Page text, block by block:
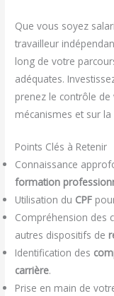
Que vous soyez
travailleur
long de votre
adéquates.
prenez le contrôle
mécanismes et sur
Points Clés à Retenir
Connaissance
formation
Utilisation du CPF
Compréhension des
autres dispositifs de
Identification des
carrière.
Prise en main de